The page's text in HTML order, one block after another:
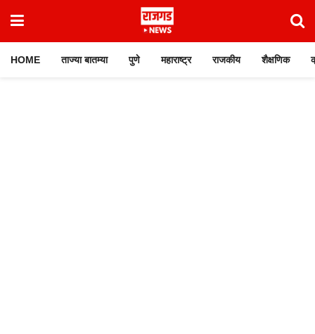
HOME ताज्या बातम्या पुणे महाराष्ट्र राजकीय शैक्षणिक